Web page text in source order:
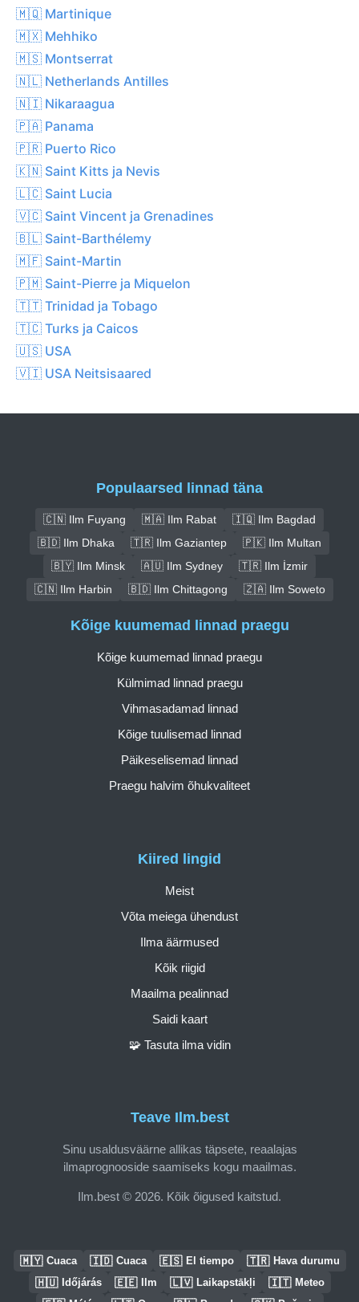
🇲🇶 Martinique
🇲🇽 Mehhiko
🇲🇸 Montserrat
🇳🇱 Netherlands Antilles
🇳🇮 Nikaraagua
🇵🇦 Panama
🇵🇷 Puerto Rico
🇰🇳 Saint Kitts ja Nevis
🇱🇨 Saint Lucia
🇻🇨 Saint Vincent ja Grenadines
🇧🇱 Saint-Barthélemy
🇲🇫 Saint-Martin
🇵🇲 Saint-Pierre ja Miquelon
🇹🇹 Trinidad ja Tobago
🇹🇨 Turks ja Caicos
🇺🇸 USA
🇻🇮 USA Neitsisaared
Populaarsed linnad täna
🇨🇳 Ilm Fuyang 🇲🇦 Ilm Rabat
🇮🇶 Ilm Bagdad
🇧🇩 Ilm Dhaka
🇹🇷 Ilm Gaziantep
🇵🇰 Ilm Multan
🇧🇾 Ilm Minsk
🇦🇺 Ilm Sydney
🇹🇷 Ilm İzmir
🇨🇳 Ilm Harbin
🇧🇩 Ilm Chittagong 🇿🇦 Ilm Soweto
Teave Ilm.best
Sinu usaldusväärne allikas täpsete, reaalajas
ilmaprognooside saamiseks kogu maailmas.
Ilm.best © 2026. Kõik õigused kaitstud.
Kiired lingid
Meist
Võta meiega ühendust
Ilma äärmused
Kõik riigid
Maailma pealinnad
Saidi kaart
🧩 Tasuta ilma vidin
Kõige kuumemad linnad praegu
Kõige kuumemad linnad praegu
Külmimad linnad praegu
Vihmasadamad linnad
Kõige tuulisemad linnad
Päikeselisemad linnad
Praegu halvim õhukvaliteet
🇲🇾 Cuaca 🇮🇩 Cuaca 🇪🇸 El tiempo 🇹🇷 Hava durumu
🇭🇺 Időjárás 🇪🇪 Ilm 🇱🇻 Laikapstākļi 🇮🇹 Meteo